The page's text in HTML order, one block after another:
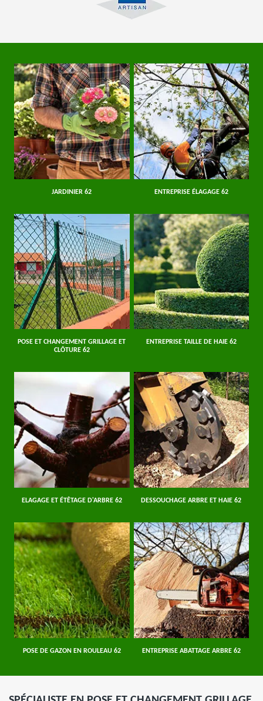
JARDINIER 62 ENTREPRISE ÉLAGAGE 62
POSE ET CHANGEMENT GRILLAGE ET
CLÔTURE 62
ENTREPRISE TAILLE DE HAIE 62
ELAGAGE ET ÉTÊTAGE D'ARBRE 62 DESSOUCHAGE ARBRE ET HAIE 62
POSE DE GAZON EN ROULEAU 62 ENTREPRISE ABATTAGE ARBRE 62